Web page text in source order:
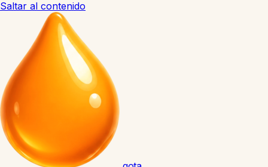
Saltar al contenido